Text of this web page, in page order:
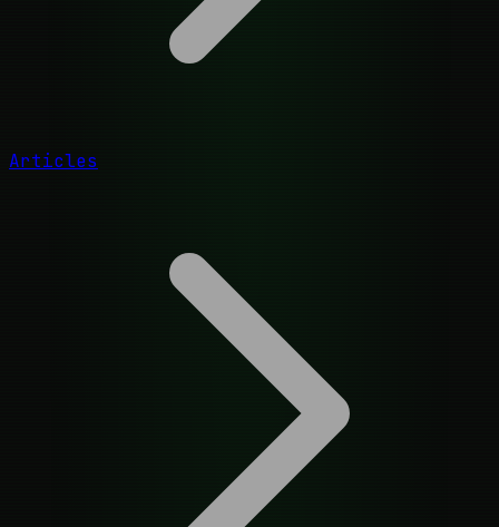
Articles